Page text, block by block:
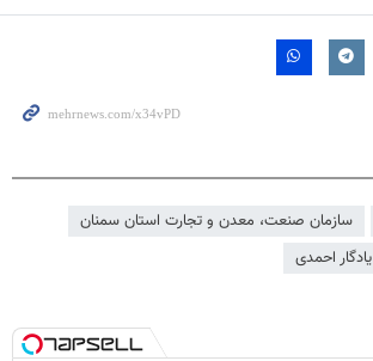
سازمان صنعت، معدن و تجارت استان سمنان
یادگار احمدی